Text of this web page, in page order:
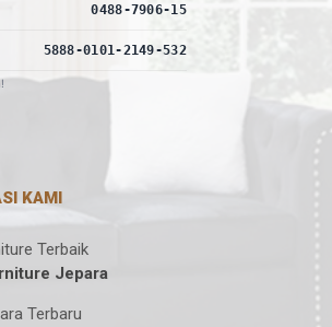
0488-7906-15
5888-0101-2149-532
KAMI
Terbaik
Jepara
Terbaru